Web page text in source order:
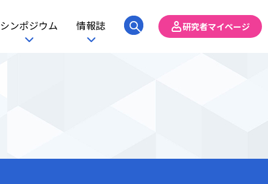
シンポジウム 情報誌 研究者マイページ